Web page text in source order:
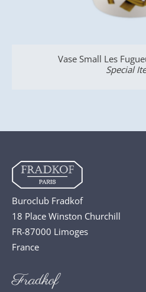
Buroclub Fradkof
18 Place Winston Churchill
FR-87000 Limoges
France
Fradkof